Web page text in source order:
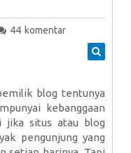
44 komentar
blog tentunya
kebanggaan
jika situs atau blog
pengunjung yang